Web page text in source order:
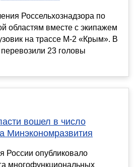
Россельхознадзора по
областям вместе с экипажем
на трассе М-2 «Крым». В
23 головы
вошел в число
Минэкономразвития
России опубликовало
многофункциональных